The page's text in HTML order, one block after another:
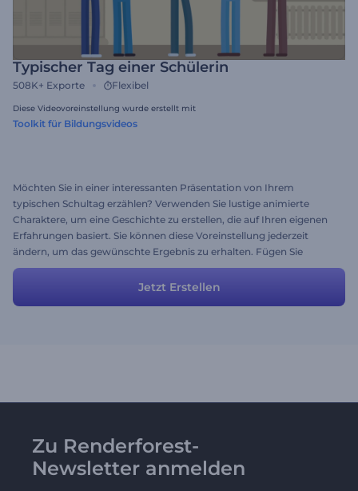
Typischer Tag einer Schülerin
508K+ Exporte Flexibel
Diese Videovoreinstellung wurde erstellt mit
Toolkit für Bildungsvideos
Möchten Sie in einer interessanten Präsentation von Ihrem
typischen Schultag erzählen? Verwenden Sie lustige animierte
Charaktere, um eine Geschichte zu erstellen, die auf Ihren eigenen
Erfahrungen basiert. Sie können diese Voreinstellung jederzeit
ändern, um das gewünschte Ergebnis zu erhalten. Fügen Sie
Szenen hinzu oder löschen Sie sie, laden Sie Ihre Musik und Bilder
hoch und ändern Sie die Texte.Jetzt Erstellen
Zu Renderforest-
Newsletter anmelden